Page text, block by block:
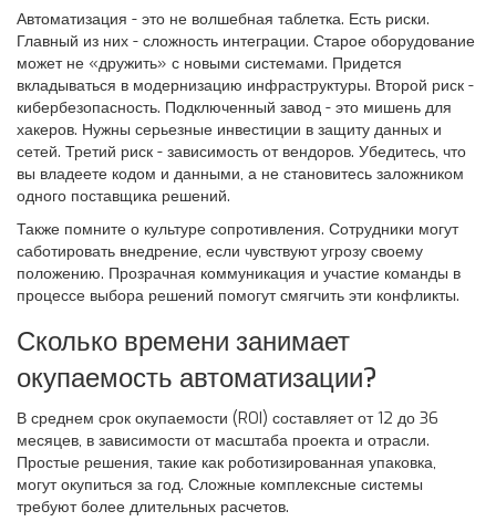
Автоматизация - это не волшебная таблетка. Есть риски.
Главный из них - сложность интеграции. Старое оборудование
может не «дружить» с новыми системами. Придется
вкладываться в модернизацию инфраструктуры. Второй риск -
кибербезопасность. Подключенный завод - это мишень для
хакеров. Нужны серьезные инвестиции в защиту данных и
сетей. Третий риск - зависимость от вендоров. Убедитесь, что
вы владеете кодом и данными, а не становитесь заложником
одного поставщика решений.
Также помните о культуре сопротивления. Сотрудники могут
саботировать внедрение, если чувствуют угрозу своему
положению. Прозрачная коммуникация и участие команды в
процессе выбора решений помогут смягчить эти конфликты.
Сколько времени занимает
окупаемость автоматизации?
В среднем срок окупаемости (ROI) составляет от 12 до 36
месяцев, в зависимости от масштаба проекта и отрасли.
Простые решения, такие как роботизированная упаковка,
могут окупиться за год. Сложные комплексные системы
требуют более длительных расчетов.